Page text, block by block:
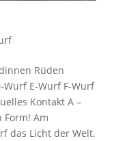
Rüden
E-Wurf F-Wurf
Kontakt A –
Am
das Licht der Welt.